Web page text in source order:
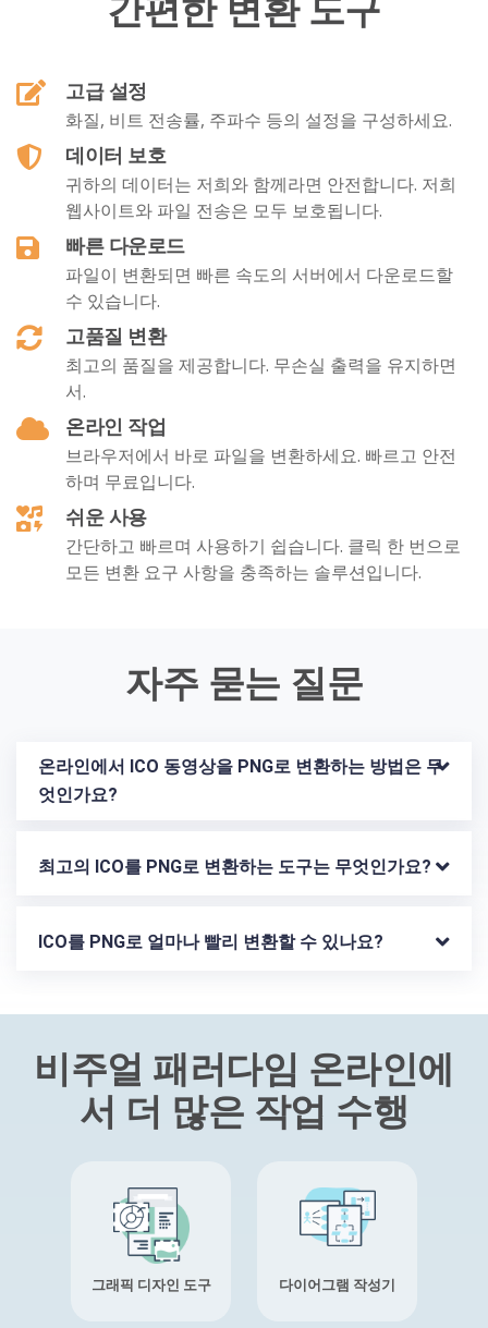
고급 설정
화질, 비트 전송률, 주파수 등의 설정을 구성하세요.
데이터 보호
귀하의 데이터는 저희와 함께라면 안전합니다. 저희
웹사이트와 파일 전송은 모두 보호됩니다.
빠른 다운로드
파일이 변환되면 빠른 속도의 서버에서 다운로드할
수 있습니다.
고품질 변환
최고의 품질을 제공합니다. 무손실 출력을 유지하면
서.
온라인 작업
브라우저에서 바로 파일을 변환하세요. 빠르고 안전
하며 무료입니다.
쉬운 사용
간단하고 빠르며 사용하기 쉽습니다. 클릭 한 번으로
모든 변환 요구 사항을 충족하는 솔루션입니다.
자주 묻는 질문
온라인에서 ICO 동영상을 PNG로 변환하는 방법은 무
엇인가요?
최고의 ICO를 PNG로 변환하는 도구는 무엇인가요?
ICO를 PNG로 얼마나 빨리 변환할 수 있나요?
비주얼 패러다임 온라인에
서 더 많은 작업 수행
그래픽 디자인 도구 다이어그램 작성기